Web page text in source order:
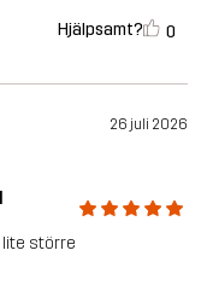
Hjälpsamt? 0
26 juli 2026
lite större